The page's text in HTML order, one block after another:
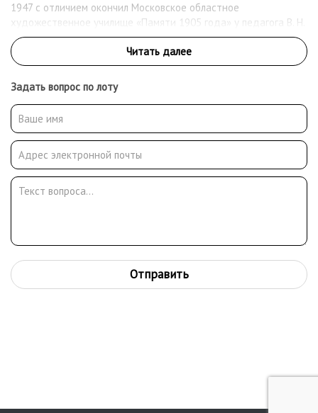
1947 с отличием окончил Московское областное
художественное училище «Памяти 1905 года» у педагога В. Н.
Бакшеева. С 1948 участвовал в московских, республиканских и
всесоюзных художественных выставках. С 1959 - член Союза
художников СССР. Его творчество известно ценителям
искусства во всём мире: его работы есть в коллекции
испанской королевы, а в США его окрестили «русским Ван
Гогом». Составляющие неповторимого стиля Арона Буха - яркая
палитра чистых цветов и пастозная манера живописи.
Картины хранятся в ГТГ, Архангельском областном музее
изобразительных искусств, Пензенской областной картинной
галереи имени К. А. Савицкого, Центральном музее Великой
Отечественной войны на Поклонной горе в Москве,
Объединенном мемориальном музее Ю. А. Гагарина в г. Гагарин,
Америки, Азии и Европы.
Задать вопрос по лоту
Отправить